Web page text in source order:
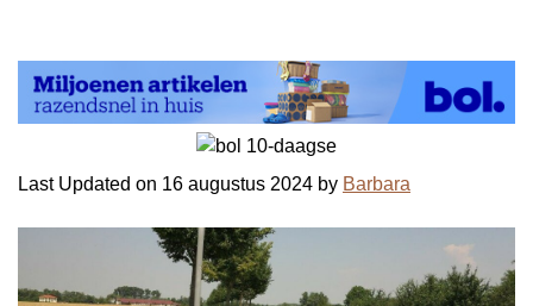
Last Updated on 16 augustus 2024 by Barbara